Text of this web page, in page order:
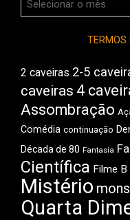
do
TERMOS
2 caveiras 2-5
caveiras 4
Assombração
Comédia continuação
Década de 80 Fantasia
Científica Filme B
Mistério
Quarta